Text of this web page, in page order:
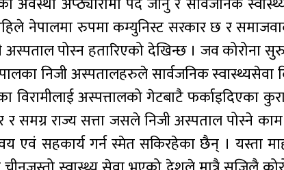
नेपालमा रुपमा कम्युनिस्ट सरकार छ र
अस्पताल पोस्न हतारिएको देखिन्छ । जव कोरोना
निजी अस्पतालहरुले सार्वजनिक
विरामीलाई अस्पत्तालको गेटबाटै फर्काइदिएका
र समग्र राज्य सत्ता जसले निजी अस्पताल पोस्ने
एवं सहकार्य गर्न स्मेत सकिरहेका छैन् । यस्ता